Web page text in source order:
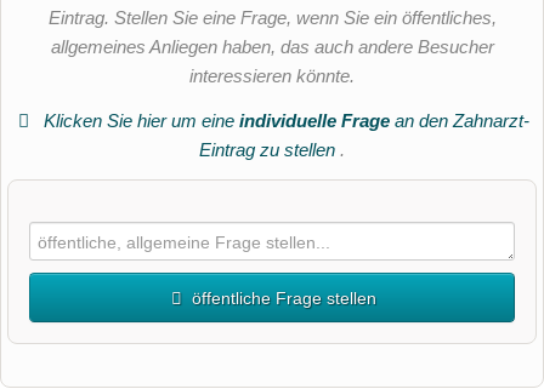
Eintrag. Stellen Sie eine Frage, wenn Sie ein öffentliches,
allgemeines Anliegen haben, das auch andere Besucher
interessieren könnte.
Klicken Sie hier um eine individuelle Fragean den Zahnarzt-
Eintrag zu stellen .
öffentliche Frage stellen